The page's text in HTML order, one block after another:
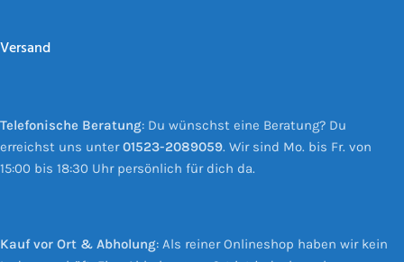
Versand
Telefonische Beratung: Du wünschst eine Beratung? Du
erreichst uns unter01523-2089059. Wir sind Mo. bis Fr. von
15:00 bis 18:30 Uhr persönlich für dich da.
Kauf vor Ort & Abholung: Als reiner Onlineshop haben wir kein